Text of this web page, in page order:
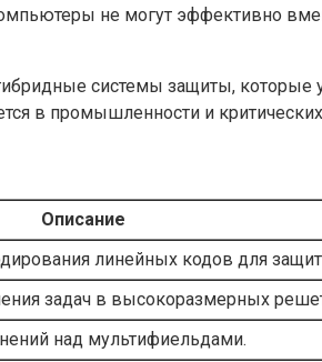
не могут эффективно
системы защиты, которые
в промышленности и
Описание
линейных кодов для
задач в высокоразмерных
над мультифиельдами.